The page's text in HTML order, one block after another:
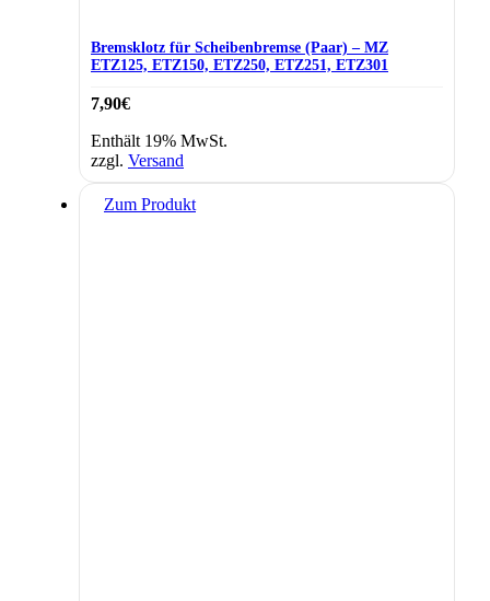
Bremsklotz für Scheibenbremse (Paar) – MZ
ETZ125, ETZ150, ETZ250, ETZ251, ETZ301
7,90€
Enthält 19% MwSt.
zzgl. Versand
Zum Produkt